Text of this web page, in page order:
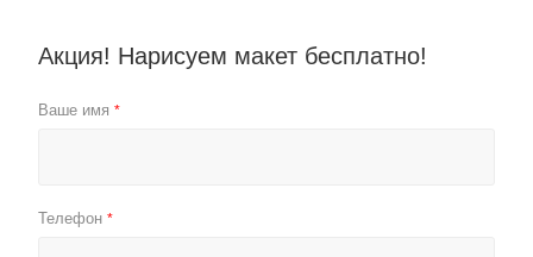
Акция! Нарисуем макет бесплатно!
Ваше имя *
Телефон *